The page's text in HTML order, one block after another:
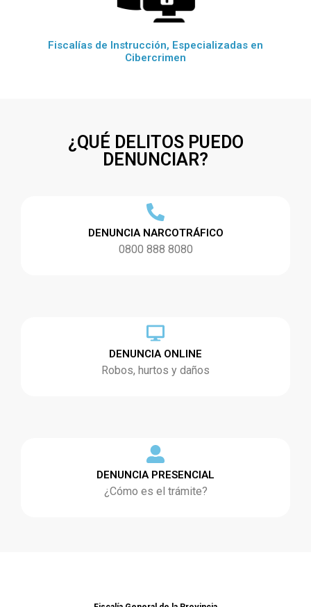
Fiscalías de Instrucción, Especializadas en
Cibercrimen
¿QUÉ DELITOS PUEDO
DENUNCIAR?
DENUNCIA NARCOTRÁFICO
0800 888 8080
DENUNCIA ONLINE
Robos, hurtos y daños
DENUNCIA PRESENCIAL
¿Cómo es el trámite?